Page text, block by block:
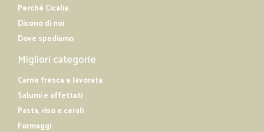
Perché Cicalia
Dicono di noi
Dove spediamo
Migliori categorie
Carne fresca e lavorata
Salumi e affettati
Pasta, riso e cerali
Formaggi